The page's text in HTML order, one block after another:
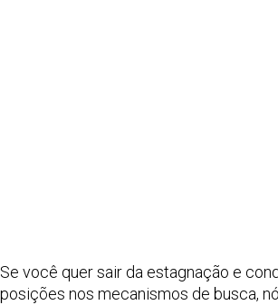
Se você quer sair da estagnação e
posições nos mecanismos de busca,